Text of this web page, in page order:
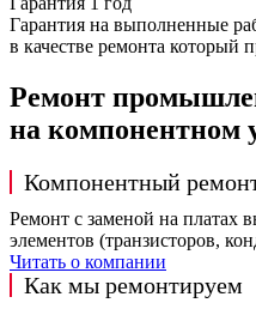
Гарантия на выполненные
в качестве ремонта который
Ремонт
на компонентном
Компонентный
Ремонт с заменой на платах
элементов (транзисторов,
Читать о компании
Как мы ремонтируем